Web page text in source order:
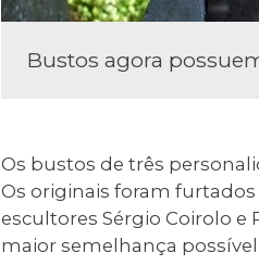
Bustos agora
Os bustos de três
Os originais foram furtados
escultores Sérgio Coirolo e
maior semelhança